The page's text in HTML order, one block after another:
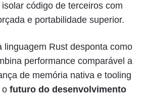
código de terceiros com
e portabilidade superior.
linguagem Rust desponta como
performance comparável a
de memória nativa e tooling
o futuro do desenvolvimento